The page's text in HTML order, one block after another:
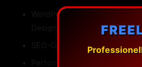
WordPress-Webdesign mit
SEO-Optimierung fuer